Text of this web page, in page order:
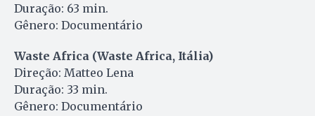
Duração: 63 min.
Gênero: Documentário
Waste Africa (Waste Africa, Itália)
Direção: Matteo Lena
Duração: 33 min.
Gênero: Documentário